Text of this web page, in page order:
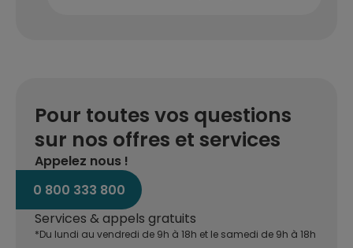
Pour toutes vos questions
sur nos offres et services
Appelez nous !
0 800 333 800
Services & appels gratuits
*Du lundi au vendredi de 9h à 18h et le samedi de 9h à 18h